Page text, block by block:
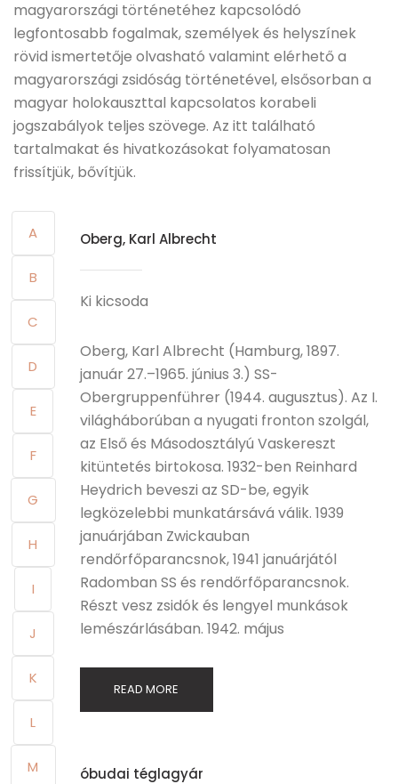
magyarországi történetéhez kapcsolódó
legfontosabb fogalmak, személyek és helyszínek
rövid ismertetője olvasható valamint elérhető a
magyarországi zsidóság történetével, elsősorban a
magyar holokauszttal kapcsolatos korabeli
jogszabályok teljes szövege. Az itt található
tartalmakat és hivatkozásokat folyamatosan
frissítjük, bővítjük.
A
B
C
D
E
F
G
H
I
J
K
L
M
Oberg, Karl Albrecht
Ki kicsoda
Oberg, Karl Albrecht (Hamburg, 1897.
január 27.–1965. június 3.) SS-
Obergruppenführer (1944. augusztus). Az I.
világháborúban a nyugati fronton szolgál,
az Első és Másodosztályú Vaskereszt
kitüntetés birtokosa. 1932-ben Reinhard
Heydrich beveszi az SD-be, egyik
legközelebbi munkatársává válik. 1939
januárjában Zwickauban
rendőrfőparancsnok, 1941 januárjától
Radomban SS és rendőrfőparancsnok.
Részt vesz zsidók és lengyel munkások
lemészárlásában. 1942. május
READ MORE
óbudai téglagyár